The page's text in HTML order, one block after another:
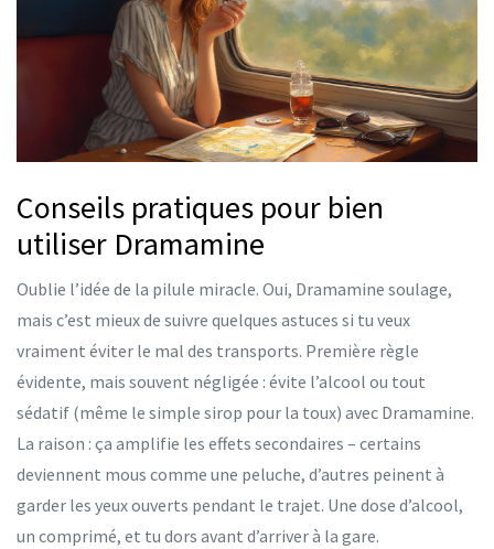
Conseils pratiques pour bien
utiliser Dramamine
Oublie l’idée de la pilule miracle. Oui, Dramamine soulage,
mais c’est mieux de suivre quelques astuces si tu veux
vraiment éviter le mal des transports. Première règle
évidente, mais souvent négligée : évite l’alcool ou tout
sédatif (même le simple sirop pour la toux) avec Dramamine.
La raison : ça amplifie les effets secondaires – certains
deviennent mous comme une peluche, d’autres peinent à
garder les yeux ouverts pendant le trajet. Une dose d’alcool,
un comprimé, et tu dors avant d’arriver à la gare.